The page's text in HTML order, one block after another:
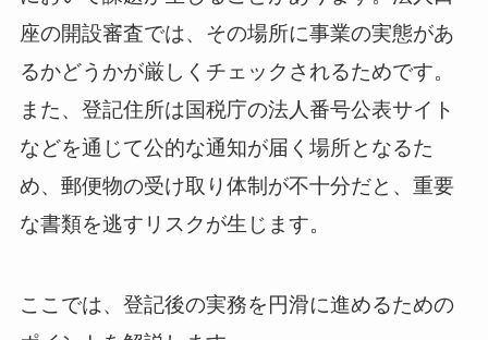
座の開設審査では、その場所に事業の実態があ
るかどうかが厳しくチェックされるためです。
また、登記住所は国税庁の法人番号公表サイト
などを通じて公的な通知が届く場所となるた
め、郵便物の受け取り体制が不十分だと、重要
な書類を逃すリスクが生じます。
ここでは、登記後の実務を円滑に進めるための